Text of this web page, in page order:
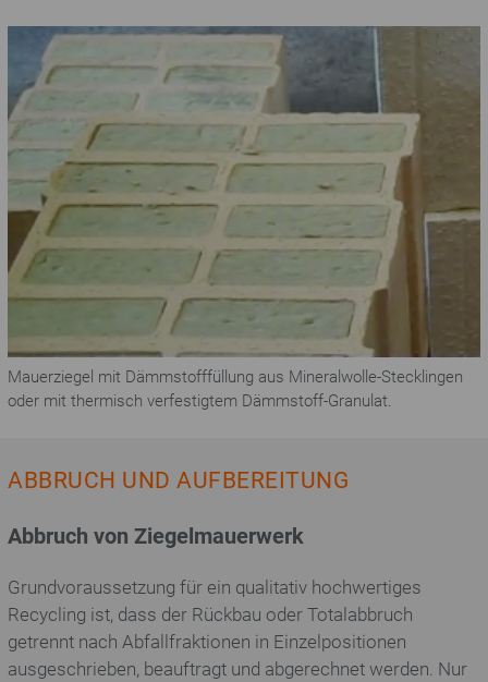
Mauerziegel mit Dämmstofffüllung aus Mineralwolle-Stecklingen
oder mit thermisch verfestigtem Dämmstoff-Granulat.
ABBRUCH UND AUFBEREITUNG
Abbruch von Ziegelmauerwerk
Grundvoraussetzung für ein qualitativ hochwertiges
Recycling ist, dass der Rückbau oder Totalabbruch
getrennt nach Abfallfraktionen in Einzelpositionen
ausgeschrieben, beauftragt und abgerechnet werden. Nur